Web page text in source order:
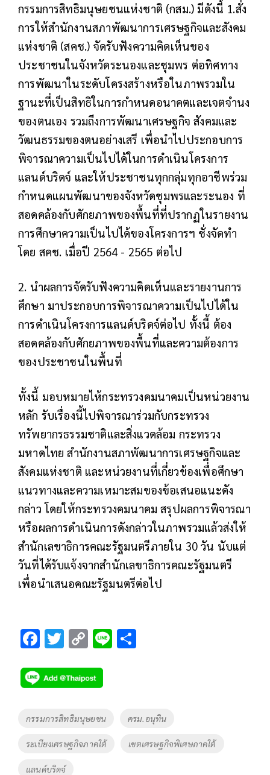
กรรมการสิทธิมนุษยชนแห่งชาติ (กสม.) มีดังนี้ 1.สั่ง
การให้สำนักงานสภาพัฒนาการเศรษฐกิจและสังคม
แห่งชาติ (สคช.) จัดรับฟังความคิดเห็นของ
ประชาชนในจังหวัดระนองและชุมพร ต่อทิศทาง
การพัฒนาในระดับโครงสร้างหรือในภาพรวมใน
ฐานะที่เป็นสิทธิในการกำหนดอนาคตและเจตจำนง
ของตนเอง รวมถึงการพัฒนาเศรษฐกิจ สังคมและ
วัฒนธรรมของตนอย่างเสรี เพื่อนำไปประกอบการ
พิจารณาความเป็นไปได้ในการดำเนินโครงการ
แลนด์บริดจ์ และให้ประชาชนทุกกลุ่มทุกอาชีพร่วม
กำหนดแผนพัฒนาของจังหวัดชุมพรและระนอง ที่
สอดคล้องกับศักยภาพของพื้นที่ที่ปรากฏในรายงาน
การศึกษาความเป็นไปได้ของโครงการฯ ชั่งจัดทำ
โดย สคช. เมื่อปี 2564 - 2565 ต่อไป
2. นำผลการจัดรับฟังความคิดเห็นและรายงานการ
ศึกษา มาประกอบการพิจารณาความเป็นไปได้ใน
การดำเนินโครงการแลนด์บริดจ์ต่อไป ทั้งนี้ ต้อง
สอดคล้องกับศักยภาพของพื้นที่และความต้องการ
ของประชาชนในพื้นที่
ทั้งนี้ มอบหมายไห้กระทรวงคมนาคมเป็นหน่วยงาน
หลัก รับเรื่องนี้ไปพิจารณาร่วมกับกระทรวง
ทรัพยากรธรรมชาติและสิ่งแวดล้อม กระทรวง
มหาดไทย สํานักงานสภาพัฒนาการเศรษฐกิจและ
สังคมแห่งชาติ และหน่วยงานที่เกี่ยวข้องเพื่อศึกษา
แนวทางและความเหมาะสมของข้อเสนอแนะดัง
กล่าว โดยให้กระทรวงคมนาคม สรุปผลการพิจารณา
หรือผลการดำเนินการดังกล่าวในภาพรวมแล้วส่งให้
สำนักเลขาธิการคณะรัฐมนตรีภายใน 30 วัน นับแต่
วันที่ได้รับแจ้งจากสำนักเลขาธิการคณะรัฐมนตรี
เพื่อนำเสนอคณะรัฐมนตรีต่อไป
F
e
b
o
o
k
T
tt
er
C
p
y
Li
n
k
Li
Tags
กรรมการสิทธิมนุษยชน ครม.อนุทิน
ระเบียงเศรษฐกิจภาคใต้ เขตเศรษฐกิจพิเศษภาคใต้
แลนด์บริดจ์